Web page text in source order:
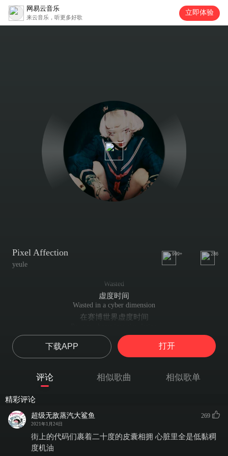
网易云音乐
来云音乐，听更多好歌
立即体验
Pixel Affection
yeule
999+ 286
Wasted
虚度时间
Wasted in a cyber dimension
在赛博世界虚度时间
全心倾注于模拟世界
Digital in reciprocation
数码在往复运动
凝睇着你所居住的屏幕
The memory before I awaken
Is coded to a million fragments
下载APP 打开
评论 相似歌曲 相似歌单
精彩评论
超级无敌蒸汽大鲨鱼
2021年1月24日
269
街上的代码们裹着二十度的皮囊相拥 心脏里全是低黏稠
度机油